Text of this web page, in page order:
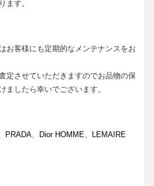
ます。
お客様にも定期的なメンテナンスをお
定させていただきますのでお品物の保
ましたら幸いでございます。
PRADA、 Dior HOMME、 LEMAIRE